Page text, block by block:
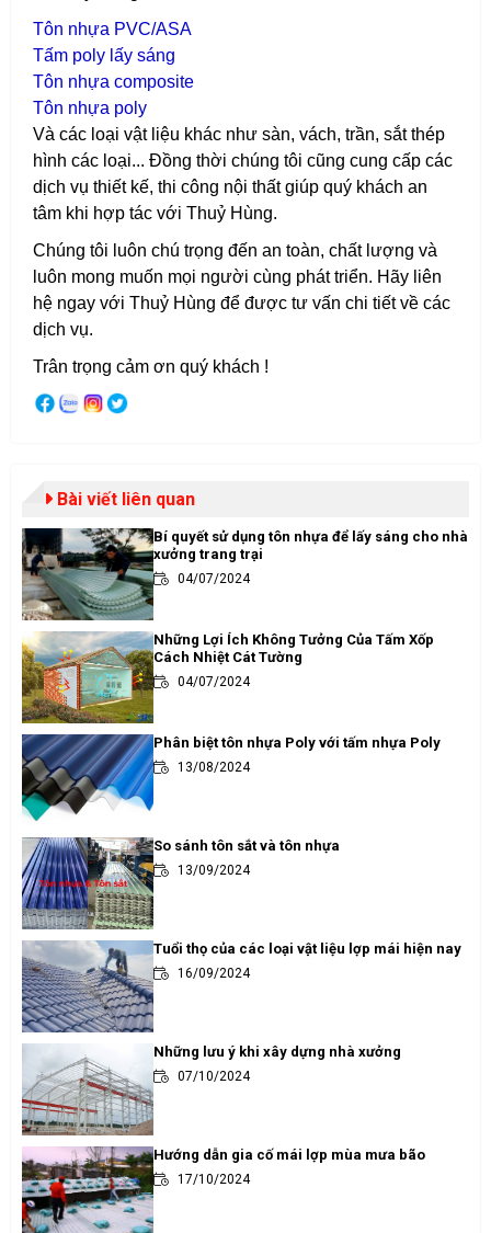
Tôn nhựa PVC/ASA
Tấm poly lấy sáng
Tôn nhựa composite
Tôn nhựa poly
Và các loại vật liệu khác như sàn, vách, trần, sắt thép
hình các loại... Đồng thời chúng tôi cũng cung cấp các
dịch vụ thiết kế, thi công nội thất giúp quý khách an
tâm khi hợp tác với Thuỷ Hùng.
Chúng tôi luôn chú trọng đến an toàn, chất lượng và
luôn mong muốn mọi người cùng phát triển. Hãy liên
hệ ngay với Thuỷ Hùng để được tư vấn chi tiết về các
dịch vụ.
Trân trọng cảm ơn quý khách !
Bài viết liên quan
Bí quyết sử dụng tôn nhựa để lấy sáng cho nhà
xưởng trang trại
04/07/2024
Những Lợi Ích Không Tưởng Của Tấm Xốp
Cách Nhiệt Cát Tường
04/07/2024
Phân biệt tôn nhựa Poly với tấm nhựa Poly
13/08/2024
So sánh tôn sắt và tôn nhựa
13/09/2024
Tuổi thọ của các loại vật liệu lợp mái hiện nay
16/09/2024
Những lưu ý khi xây dựng nhà xưởng
07/10/2024
Hướng dẫn gia cố mái lợp mùa mưa bão
17/10/2024